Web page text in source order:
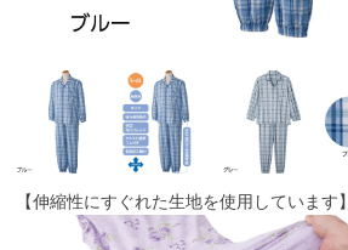
【伸縮性にすぐれた生地を使用しています】